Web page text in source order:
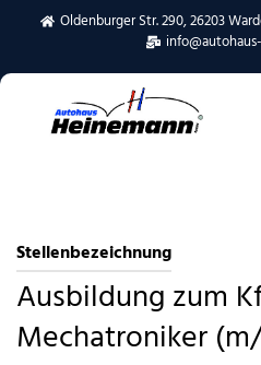
Oldenburger Str. 290, 26203
Stellenbezeichnung
Ausbildung zum
Mechatroniker